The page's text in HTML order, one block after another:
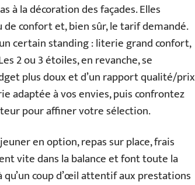
à la décoration des façades. Elles
confort et, bien sûr, le tarif demandé.
certain standing : literie grand confort,
2 ou 3 étoiles, en revanche, se
plus doux et d’un rapport qualité/prix
adaptée à vos envies, puis confrontez
pour affiner votre sélection.
en option, repas sur place, frais
vite dans la balance et font toute la
coup d’œil attentif aux prestations